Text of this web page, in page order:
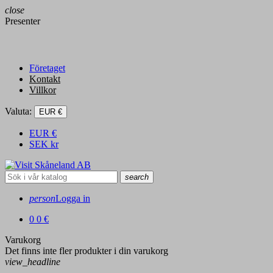
close
Presenter
Företaget
Kontakt
Villkor
Valuta: EUR €
EUR €
SEK kr
search
personLogga in
0 0 €
Varukorg
Det finns inte fler produkter i din varukorg
view_headline